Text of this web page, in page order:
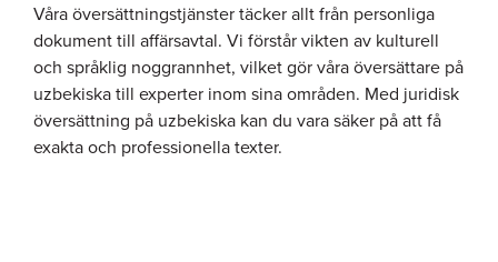
Våra översättningstjänster täcker allt från personliga
dokument till affärsavtal. Vi förstår vikten av kulturell
och språklig noggrannhet, vilket gör våra översättare på
uzbekiska till experter inom sina områden. Med juridisk
översättning på uzbekiska kan du vara säker på att få
exakta och professionella texter.